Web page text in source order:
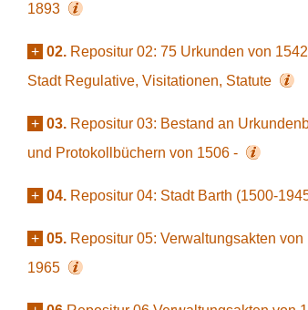
1893
+ 02. Repositur 02: 75 Urkunden von
Stadt Regulative, Visitationen, Statute
+ 03. Repositur 03: Bestand an
und Protokollbüchern von 1506 -
+ 04. Repositur 04: Stadt Barth (1500-
+ 05. Repositur 05: Verwaltungsakten von
1965